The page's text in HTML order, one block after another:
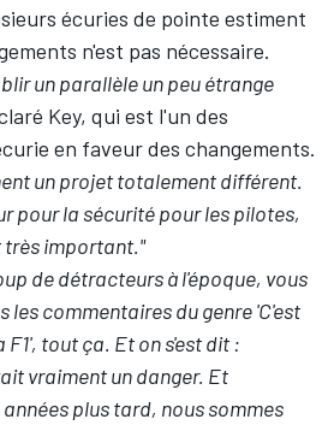
écuries de pointe estiment
n'est pas nécessaire.
un parallèle un peu étrange
Key, qui est l'un des
en faveur des changements.
un projet totalement différent.
pour la sécurité pour les pilotes,
très important."
de détracteurs à l'époque, vous
les commentaires du genre 'C'est
tout ça. Et on s'est dit :
vraiment un danger. Et
plus tard, nous sommes